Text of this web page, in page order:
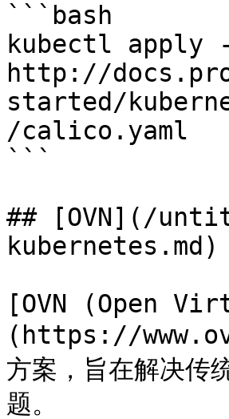
```bash
kubectl apply
http://
started/
/calico.yaml
```
## [OVN](/
kubernetes.md)
[OVN (Open
(https://
方案，旨在解决
题。